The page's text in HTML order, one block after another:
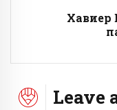
Хавиер
Leave